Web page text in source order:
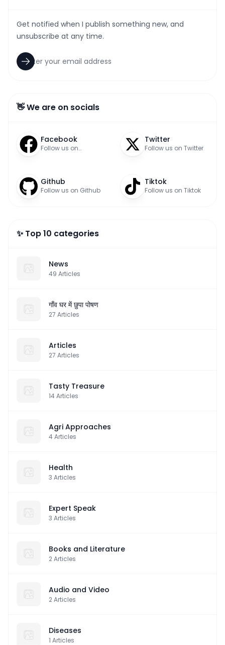
Get notified when I publish something new, and
unsubscribe at any time.
👋 We are on socials
Facebook
Follow us on
Twitter
Follow us on Twitter
Github
Follow us on Github
Tiktok
Follow us on Tiktok
✨ Top 10 categories
News
49 Articles
गाँव घर में छुपा पोषण
27 Articles
Articles
27 Articles
Tasty Treasure
14Articles
Agri Approaches
4Articles
Health
3 Articles
Expert Speak
3 Articles
Books and Literature
2Articles
Audio and Video
2Articles
Diseases
1 Articles